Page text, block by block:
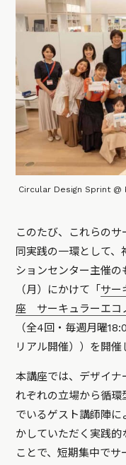
Circular Design Sprint @
このたび、これらの
同実践の一環として
ションセンター主催の
（月）にかけて「 サー
座 サーキュラーエコ
（全4回・毎週月曜
リアル開催））を開催
本講座では、デザイナ
れぞれの立場から循
でいるゲスト講師陣
かしていただく実践
ことで、短期集中で